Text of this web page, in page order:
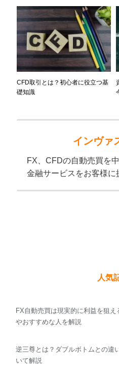
CFD取引とは？初心者に役立つ基
礎知識
インヴァ
FX、CFDの自動売買を
金融サービスをお客様に
人気
FX自動売買は現実的に利益を狙
やおすすめな人を解説
逆三尊とは？ダブルボトムとの違
いて解説